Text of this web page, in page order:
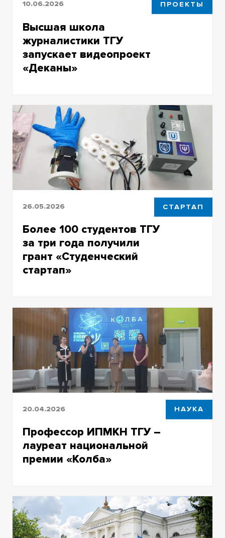
10.06.2026 ПРОЕКТЫ
Высшая школа
журналистики ТГУ
запускает видеопроект
«Деканы»
инициативных проектов университета
26.05.2026 СТАРТАП
Более 100 студентов ТГУ
за три года получили
грант «Студенческий
стартап»
превращать научные технологические
идеи в бизнес
20.04.2026 НАУКА
Профессор ИПМКН ТГУ –
лауреат национальной
премии «Колба»
посвященная женщинам-ученым